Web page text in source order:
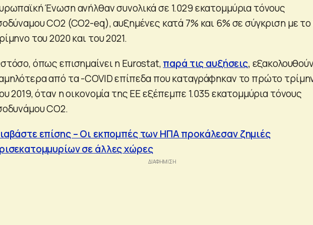
Ένωση ανήλθαν συνολικά σε 1.029 εκατομμύρια τόνους
CO2 (CO2-eq), αυξημένες κατά 7% και 6% σε σύγκριση με το
του 2020 και του 2021.
όπως επισημαίνει η Eurostat,παρά τις αυξήσεις,
από τα -COVID επίπεδα που καταγράφηκαν το πρώτο
2019, όταν η οικονομία της ΕΕ εξέπεμπε 1.035 εκατομμύρια τόνους
CO2.
επίσης – Οι εκπομπές των ΗΠΑ προκάλεσαν ζημιές
σε άλλες χώρες